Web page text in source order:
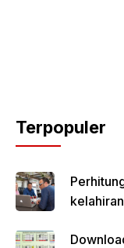
Terpopuler